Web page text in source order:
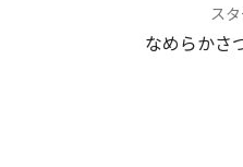
ス
なめらかさ